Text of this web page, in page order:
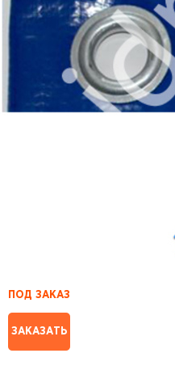
ПОД ЗАКАЗ
ЗАКАЗАТЬ